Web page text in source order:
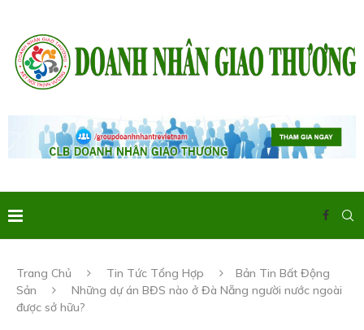
Trang Chủ Tin Tức Tổng Hợp
Bản Tin Bất Động
Sản
Những dự án BĐS nào ở Đà Nẵng người nước ngoài
được sở hữu?